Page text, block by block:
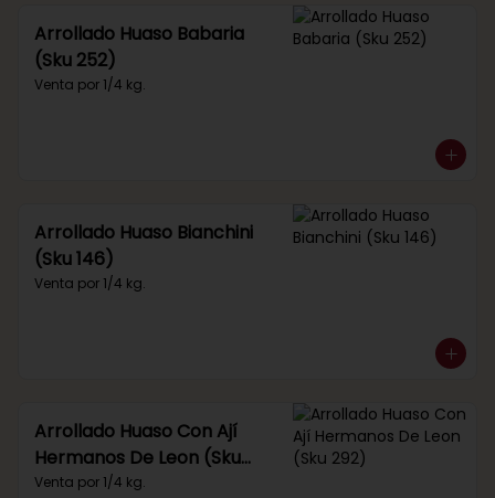
Arrollado Huaso Babaria
(Sku 252)
Venta por 1/4 kg.
Arrollado Huaso Bianchini
(Sku 146)
Venta por 1/4 kg.
Arrollado Huaso Con Ají
Hermanos De Leon (Sku
292)
Venta por 1/4 kg.